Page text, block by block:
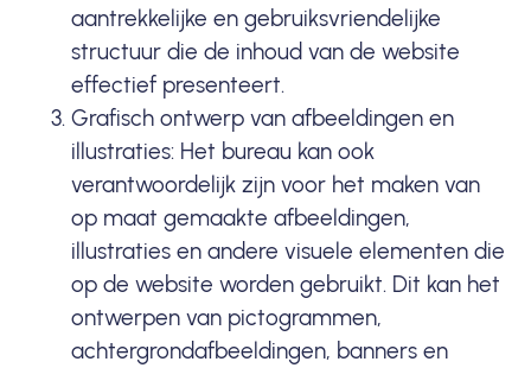
aantrekkelijke en gebruiksvriendelijke
structuur die de inhoud van de website
effectief presenteert.
Grafisch ontwerp van afbeeldingen en
illustraties: Het bureau kan ook
verantwoordelijk zijn voor het maken van
op maat gemaakte afbeeldingen,
illustraties en andere visuele elementen die
op de website worden gebruikt. Dit kan het
ontwerpen van pictogrammen,
achtergrondafbeeldingen, banners en